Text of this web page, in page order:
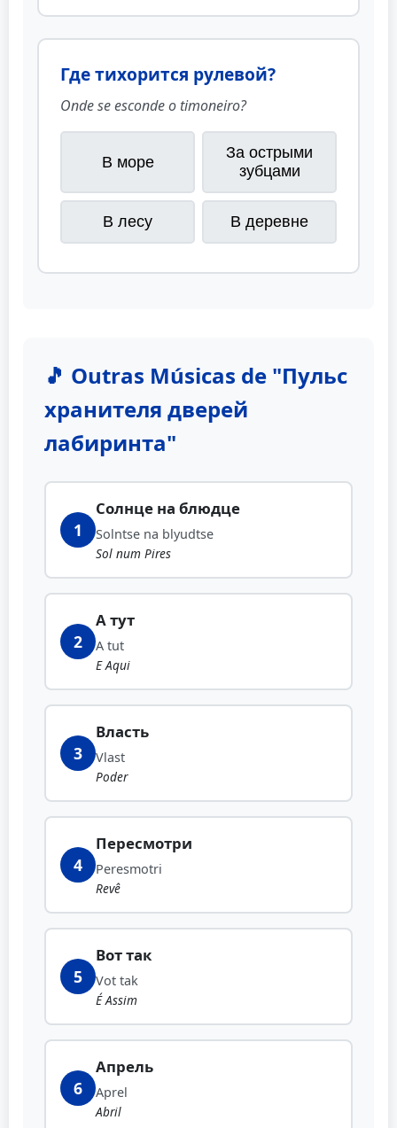
Где тихорится рулевой?
Onde se esconde o timoneiro?
В море
За острыми
зубцами
В лесу В деревне
🎵 Outras Músicas de "Пульс
хранителя дверей
лабиринта"
1
Солнце на блюдце
Solntse na blyudtse
Sol num Pires
2
А тут
A tut
E Aqui
3
Власть
Vlast
Poder
4
Пересмотри
Peresmotri
Revê
5
Вот так
Vot tak
É Assim
6
Апрель
Aprel
Abril